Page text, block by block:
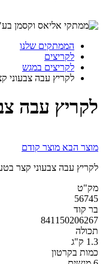
הממתקים שלנו
לקריצים
לקריצים במגש
לקריץ עבה צבעוני
לקריץ עבה
מוצר הבא מוצר קודם
לקריץ עבה צבעוני קצר
מק"ט
56745
בר קוד
841150206267
תכולה
1.3 ק"ג
כמות בקרטון